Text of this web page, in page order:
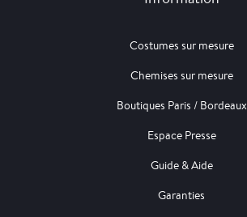
Costumes sur mesure
Chemises sur mesure
Boutiques Paris / Bordeaux
Espace Presse
Guide & Aide
Garanties